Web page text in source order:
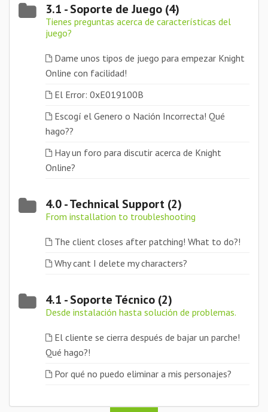
3.1 - Soporte de Juego (4)
Tienes preguntas acerca de características del
juego?
Dame unos tipos de juego para empezar Knight
Online con facilidad!
El Error: 0xE019100B
Escogí el Genero o Nación Incorrecta! Qué
hago??
Hay un foro para discutir acerca de Knight
Online?
4.0 - Technical Support (2)
From installation to troubleshooting
The client closes after patching! What to do?!
Why cant I delete my characters?
4.1 - Soporte Técnico (2)
Desde instalación hasta solución de problemas.
El cliente se cierra después de bajar un parche!
Qué hago?!
Por qué no puedo eliminar a mis personajes?